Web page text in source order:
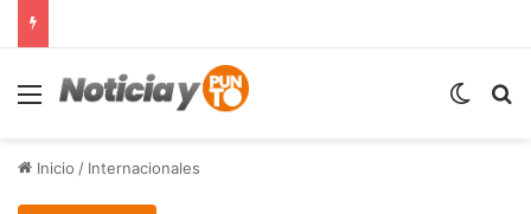
Menú
Inicio / Internacionales